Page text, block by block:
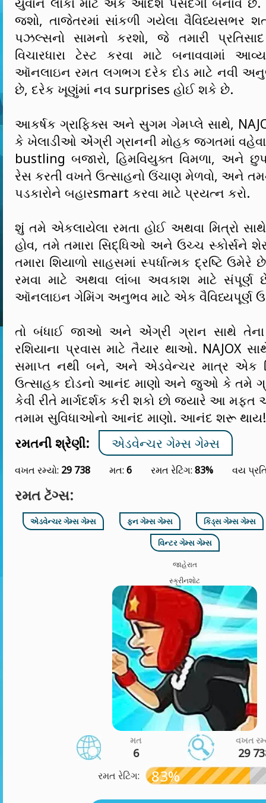
જશો, તાજેતરમાં સાંકળી ગયેલા
પઝલ્સનો સામનો કરશો, જે તમારી
વિચારધારા ટેસ્ટ કરવા માટે બનાવવામાં
ઑનલાઇન રમત લગભગ દરેક દોડ માટે નવી
છે, દરેક ખૂણુંમાં નવ surprises હોઈ શકે છે.
આકર્ષક ગ્રાફિક્સ અને સુગમ ગેમપ્લે સાથે,
કે ખેલાડીઓ એંગ્રી ગ્રાનની મોહક જગતમાં
bustling બજારો, હિમવિયુક્ત વિમળા, અને
રેસ કરતી વખતે ઉત્સાહનો ઉંચાણ મેળવો, અને
પડકારોને બહારsmart કરવા માટે પ્રયત્ન કરો.
શું તમે એકલાયેલા રમતા હોઈ અથવા મિત્રો સાથે
હોવ, તમે તમારા સિદ્ધિઓ અને ઉચ્ચ સ્કોર્સને
તમારા શિયાળો સાહસમાં સ્પર્ધાત્મક દ્રષ્ટિ
રમવા માટે અથવા લાંબા અવકાશ માટે સંપૂર્ણ
ઑનલાઇન ગેમિંગ અનુભવ માટે એક વૈવિધ્યપૂર્ણ
તો બંધાઈ જાઓ અને એંગ્રી ગ્રાન સાથે તેના
રશિયાના પ્રવાસ માટે તૈયાર થાઓ. NAJOX
સમાપ્ત નથી બને, અને એડવેન્ચર માત્ર એક
ઉત્સાહક દોડનો આનંદ માણો અને જુઓ કે તમે
કેવી રીતે માર્ગદર્શક કરી શકો છો જ્યારે આ
તમામ સુવિધાઓનો આનંદ માણો. આનંદ શરૂ થાય!
રમતની શ્રેણી:
એડવેન્ચર ગેમ્સ ગેમ્સ
વખત રમ્યો: 29 738 મત: 6 રમત રેટિંગ: 83% વય
રમત ટૅગ્સ:
એડવેન્ચર ગેમ્સ ગેમ્સ ફન ગેમ્સ ગેમ્સ
કિડ્સ ગેમ્સ ગેમ્સ
વિન્ટર ગેમ્સ ગેમ્સ
જાહેરાત
સ્ક્રીનશોટ
મત
6
વખત
29
રમત રેટિંગ: 83%